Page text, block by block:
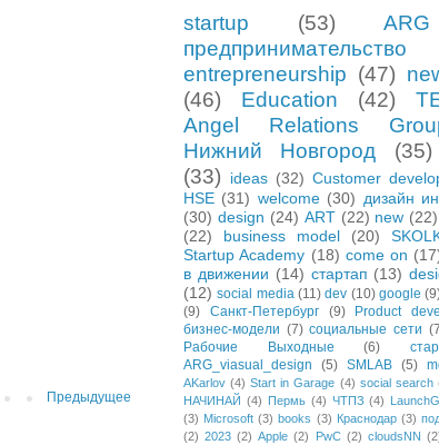
Предыдущее
startup (53) ARG
предпринимательство
entrepreneurship (47)
(46)
Education (42)
Angel Relations
Нижний Новгород
(35)
(33)
ideas (32) Customer
HSE (31) welcome (30) дизайн
(30) design (24) ART (22) new (22)
(22)
business model (20)
Startup Academy (18) come on
в движении (14) стартап (13)
(12) social media (11) dev (10) google
(9)
Санкт-Петербург (9) Product
бизнес-модели (7) социальные сети
Рабочие Выходные
(6)
ARG_viasual_design
(5) SMLAB (5)
AKarlov (4) Start in Garage (4) social search
НАЧИНАЙ (4) Пермь (4) ЧТПЗ (4)
(3) Microsoft (3) books (3) Краснодар (3)
(2) 2023 (2) Apple (2) PwC (2) cloudsNN